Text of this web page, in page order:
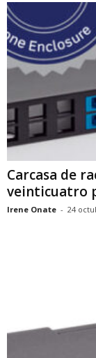
Carcasa de
veinticuatro
Irene Onate - 24